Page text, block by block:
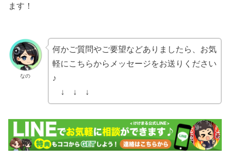
ます！
なの
何かご質問やご要望などありましたら、お気
軽にこちらからメッセージをお送りください
♪
↓ ↓ ↓